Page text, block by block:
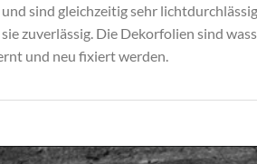
sind gleichzeitig sehr
zuverlässig. Die Dekorfolien sind
und neu fixiert werden.